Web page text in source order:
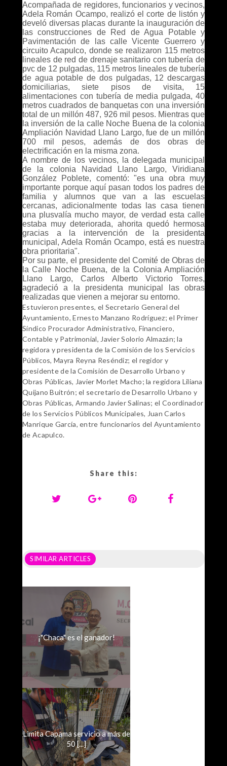
Acompañada de regidores, funcionarios y vecinos,
Adela Román Ocampo, realizó el corte de listón y
develó diversas placas durante la inauguración de
las construcciones de Red de Agua Potable y
Pavimentación de las calle Vicente Guerrero y
circuito Acapulco, donde se realizaron 115 metros
lineales de red de drenaje sanitario con tubería de
pvc de 12 pulgadas, 115 metros lineales de tubería
de agua potable de dos pulgadas, 12 descargas
domiciliarias, siete pisos de visita, 15
alimentaciones con tubería de media pulgada, 40
metros cuadrados de banquetas con una inversión
total de un millón 487, 926 mil pesos. Mientras que
la inversión de la calle Noche Buena de la colonia
Ampliación Navidad Llano Largo, fue de un millón
700 mil pesos, además de dos obras de
electrificación en la misma zona.
A nombre de los vecinos, la delegada municipal
de la colonia Navidad Llano Largo, Viridiana
González Poblete, comentó: "es una obra muy
importante porque aquí pasan todos los padres de
familia y alumnos que van a las escuelas
cercanas, adicionalmente todas las casa tienen
una plusvalía mucho mayor, de verdad esta calle
estaba muy deteriorada, ahorita quedó hermosa
gracias a la intervención de la presidenta
municipal, Adela Román Ocampo, está es nuestra
obra prioritaria".
Por su parte, el presidente del Comité de Obras de
la Calle Noche Buena, de la Colonia Ampliación
Llano Largo, Carlos Alberto Victorio Torres,
agradeció a la presidenta municipal las obras
realizadas que vienen a mejorar su entorno.
Estuvieron presentes, el Secretario General del
Ayuntamiento, Ernesto Manzano Rodríguez; el Primer
Síndico Procurador Administrativo, Financiero,
Contable y Patrimonial, Javier Solorio Almazán; la
regidora y presidenta de la Comisión de los Servicios
Públicos, Mayra Reyna Reséndiz; el regidor y
presidente de la Comisión de Desarrollo Urbano y
Obras Públicas, Javier Morlet Macho; la regidora Liliana
Quijano Buitrón; el secretario de Desarrollo Urbano y
Obras Públicas, Armando Javier Salinas; el Coordinador
de los Servicios Públicos Municipales, Juan Carlos
Manrique García, entre funcionarios del Ayuntamiento
de Acapulco.
Share this:
SIMILAR ARTICLES
¡"Chaca" es el ganador!
Limita Capama servicio a más de
50 [...]